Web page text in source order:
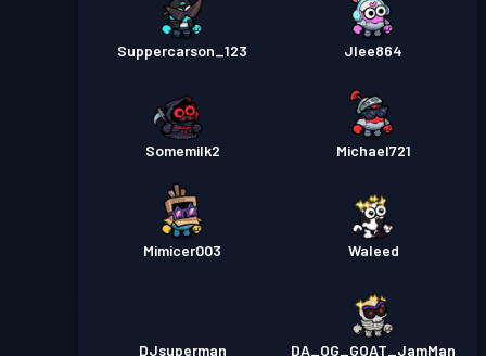
Suppercarson_123 Jlee864
Somemilk2 Michael721
Mimicer003 Waleed
DJsuperman DA_OG_GOAT_JamMan